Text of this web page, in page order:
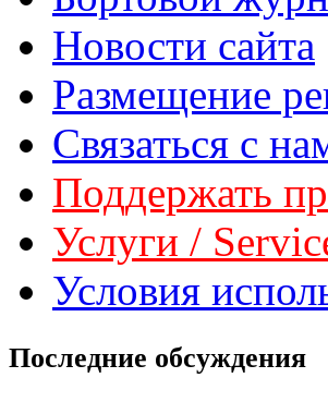
Новости сайта
Размещение
Связаться с
Поддержать
Услуги /
Условия
Последние обсуждения